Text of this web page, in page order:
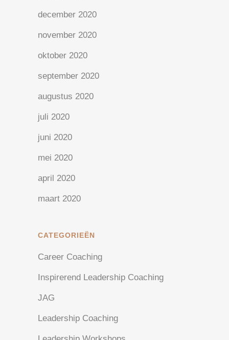
december 2020
november 2020
oktober 2020
september 2020
augustus 2020
juli 2020
juni 2020
mei 2020
april 2020
maart 2020
CATEGORIEËN
Career Coaching
Inspirerend Leadership Coaching
JAG
Leadership Coaching